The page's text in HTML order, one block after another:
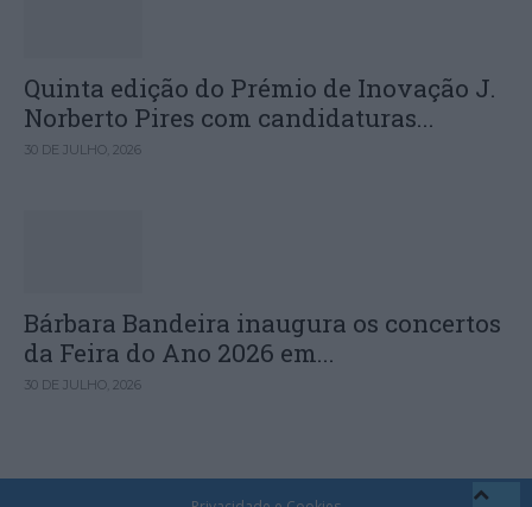
Quinta edição do Prémio de Inovação J.
Norberto Pires com candidaturas...
30 DE JULHO, 2026
Bárbara Bandeira inaugura os concertos
da Feira do Ano 2026 em...
30 DE JULHO, 2026